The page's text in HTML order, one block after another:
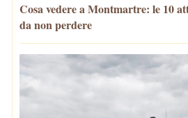
Cosa vedere a Montmartre: le 10
da non perdere